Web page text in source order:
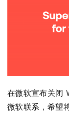
安
卓
在微软宣布关闭
微软联系，希望